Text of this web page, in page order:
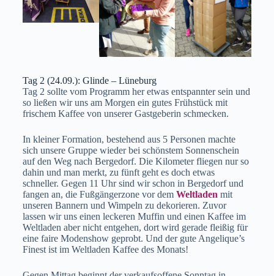
Tag 2 (24.09.): Glinde – Lüneburg
Tag 2 sollte vom Programm her etwas entspannter sein und
so ließen wir uns am Morgen ein gutes Frühstück mit
frischem Kaffee von unserer Gastgeberin schmecken.
In kleiner Formation, bestehend aus 5 Personen machte
sich unsere Gruppe wieder bei schönstem Sonnenschein
auf den Weg nach Bergedorf. Die Kilometer fliegen nur so
dahin und man merkt, zu fünft geht es doch etwas
schneller. Gegen 11 Uhr sind wir schon in Bergedorf und
fangen an, die Fußgängerzone vor dem Weltladen mit
unseren Bannern und Wimpeln zu dekorieren. Zuvor
lassen wir uns einen leckeren Muffin und einen Kaffee im
Weltladen aber nicht entgehen, dort wird gerade fleißig für
eine faire Modenshow geprobt. Und der gute Angelique’s
Finest ist im Weltladen Kaffee des Monats!